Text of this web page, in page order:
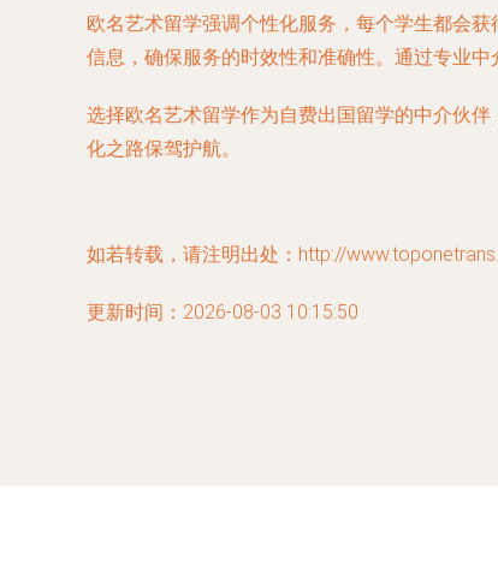
欧名艺术留学强调个性化服务，每个学生都会
信息，确保服务的时效性和准确性。通过专业
选择欧名艺术留学作为自费出国留学的中介伙
化之路保驾护航。
如若转载，请注明出处：http://
更新时间：2026-08-03 10:15:50